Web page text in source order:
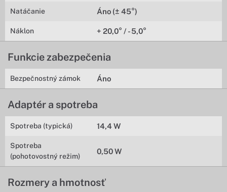
Natáčanie Áno (± 45°)
Náklon + 20,0° / - 5,0°
Funkcie zabezpečenia
Bezpečnostný zámok Áno
Adaptér a spotreba
Spotreba (typická) 14,4 W
Spotreba
(pohotovostný režim)
0,50 W
Rozmery a hmotnosť